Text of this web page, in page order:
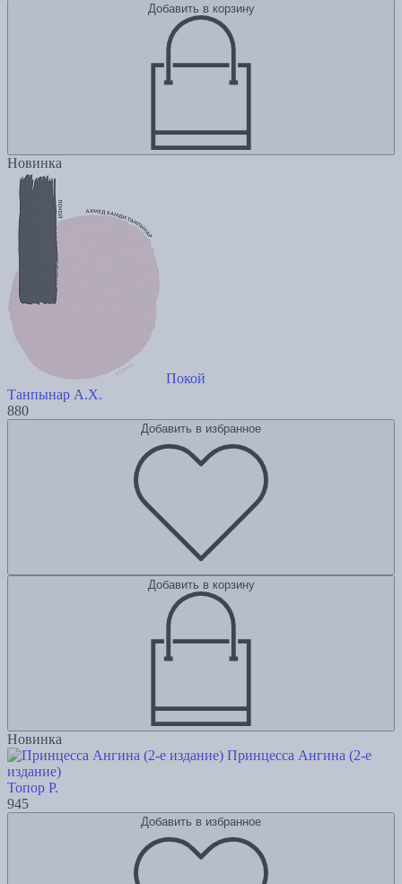
Добавить в корзину
Новинка
Покой
Танпынар А.Х.
880
Добавить в избранное
Добавить в корзину
Новинка
Принцесса Ангина (2-е
издание)
Топор Р.
945
Добавить в избранное